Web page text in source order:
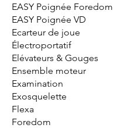
EASY Poignée Foredom
EASY Poignée VD
Ecarteur de joue
Électroportatif
Elévateurs & Gouges
Ensemble moteur
Examination
Exosquelette
Flexa
Foredom